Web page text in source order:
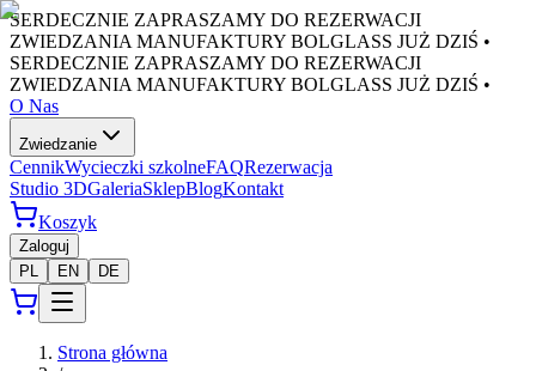
SERDECZNIE ZAPRASZAMY DO REZERWACJI
ZWIEDZANIA MANUFAKTURY BOLGLASS JUŻ DZIŚ •
SERDECZNIE ZAPRASZAMY DO REZERWACJI
ZWIEDZANIA MANUFAKTURY BOLGLASS JUŻ DZIŚ •
O Nas
Zwiedzanie
CennikWycieczki szkolneFAQRezerwacja
Studio 3DGaleriaSklepBlogKontakt
Koszyk
Zaloguj
PL
EN DE
Strona główna